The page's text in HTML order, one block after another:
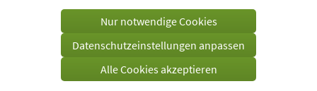
einem
Tab)
Nur notwendige Cookies
Datenschutzeinstellungen anpassen
Alle Cookies akzeptieren